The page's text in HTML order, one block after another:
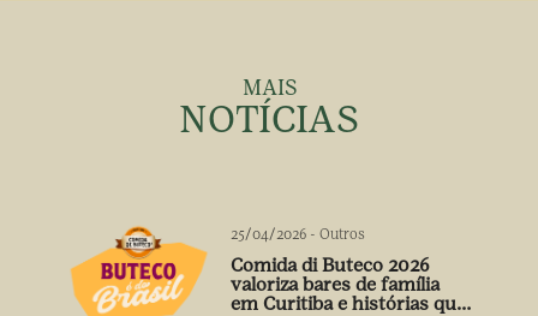
MAIS
NOTÍCIAS
25/04/2026 - Outros
Comida di Buteco 2026
valoriza bares de família
em Curitiba e histórias que